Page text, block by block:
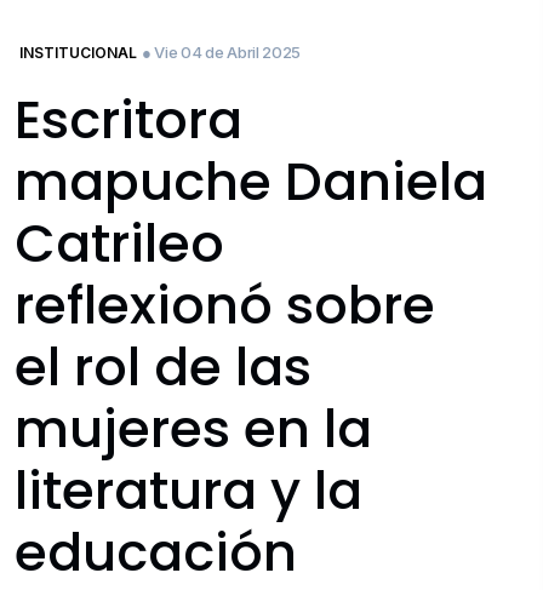
INSTITUCIONAL ● Vie 04 de Abril 2025
Escritora
mapuche Daniela
Catrileo
reflexionó sobre
el rol de las
mujeres en la
literatura y la
educación